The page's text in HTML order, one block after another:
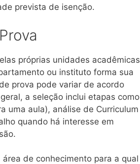
prevista de isenção.
próprias unidades acadêmicas
ou instituto forma sua
prova pode variar de acordo
a seleção inclui etapas como
uma aula), análise de Curriculum
quando há interesse em
de conhecimento para a qual